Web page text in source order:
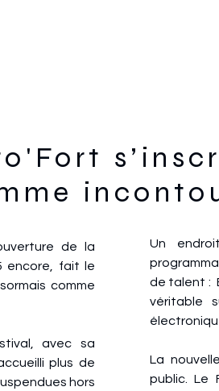
de la
encore, fait le
comme
avec sa
plus de
hors
Un
de talent :
véritable
La
public. Le